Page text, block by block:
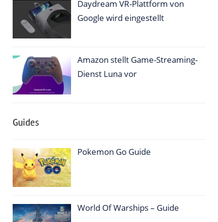
Daydream VR-Plattform von
Google wird eingestellt
Amazon stellt Game-Streaming-
Dienst Luna vor
Guides
Pokemon Go Guide
World Of Warships – Guide